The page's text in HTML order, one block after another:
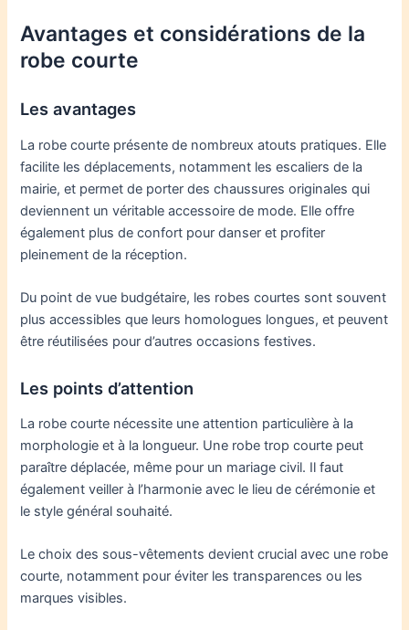
Avantages et considérations de la
robe courte
Les avantages
La robe courte présente de nombreux atouts pratiques. Elle
facilite les déplacements, notamment les escaliers de la
mairie, et permet de porter des chaussures originales qui
deviennent un véritable accessoire de mode. Elle offre
également plus de confort pour danser et profiter
pleinement de la réception.
Du point de vue budgétaire, les robes courtes sont souvent
plus accessibles que leurs homologues longues, et peuvent
être réutilisées pour d’autres occasions festives.
Les points d’attention
La robe courte nécessite une attention particulière à la
morphologie et à la longueur. Une robe trop courte peut
paraître déplacée, même pour un mariage civil. Il faut
également veiller à l’harmonie avec le lieu de cérémonie et
le style général souhaité.
Le choix des sous-vêtements devient crucial avec une robe
courte, notamment pour éviter les transparences ou les
marques visibles.